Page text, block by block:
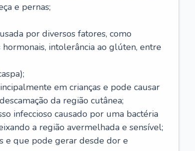
e pernas;
por diversos fatores, como
intolerância ao glúten, entre
em crianças e pode causar
da região cutânea;
infeccioso causado por uma bactéria
a região avermelhada e sensível;
e que pode gerar desde dor e